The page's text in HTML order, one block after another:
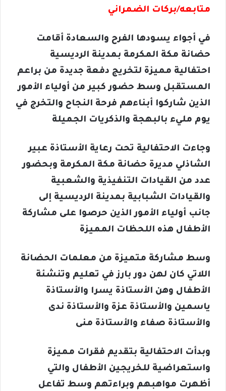
متابعه/بركات الضمراني
في أجواء يسودها الفرح والسعادة أقامت
حضانة مكة المكرمة بمدينة الرديسية
احتفالية مميزة لتخريج دفعة جديدة من براعم
المستقبل وسط حضور كبير من أولياء الأمور
الذين شاركوا أبناءهم فرحة النجاح والتخرج في
يوم مليء بالبهجة والذكريات الجميلة
وجاءت الاحتفالية تحت رعاية الأستاذة عبير
الشاذلي مديرة حضانة مكة المكرمة وبحضور
عدد من القيادات التنفيذية والشعبية
والقيادات الشبابية بمدينة الرديسية إلى
جانب أولياء الأمور الذين حرصوا على مشاركة
الأطفال هذه اللحظات المميزة
وسط مشاركة متميزة من معلمات الحضانة
اللاتي كان لهن دور بارز في تعليم وتنشئة
الأطفال وهن الأستاذة يسرا والأستاذة
ياسمين والأستاذة عزة والأستاذة ندى
والأستاذة صفاء والأستاذة منى
وبدأت الاحتفالية بتقديم فقرات مميزة
واستعراضية للخريجين الأطفال والتي
أظهرت مواهبهم وبراءتهم وسط تفاعل